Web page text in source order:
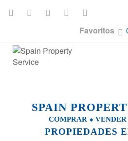
Favoritos
SPAIN
COMPRAR ⬥
PROPIEDADES